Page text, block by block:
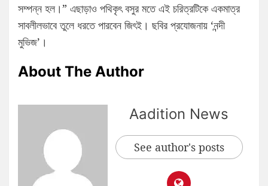
সম্পন্ন হল।” এছাড়াও পথিকৃৎ বসুর মতে এই চরিত্রটিকে একমাত্র
সাবলীলভাবে তুলে ধরতে পারবেন জিৎই। ছবির প্রযোজনায় ‘নন্দী
মুভিজ’।
About The Author
Aadition News
See author's posts